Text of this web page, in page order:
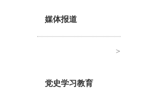
媒体报道
>
党史学习教育